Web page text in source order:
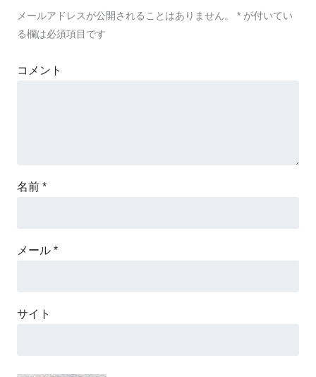
メールアドレスが公開されることはありません。 * が付いてい
る欄は必須項目です
コメント
名前 *
メール *
サイト